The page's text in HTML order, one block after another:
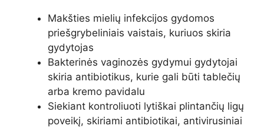
Makšties mielių infekcijos gydomos
priešgrybeliniais vaistais, kuriuos skiria
gydytojas
Bakterinės vaginozės gydymui gydytojai
skiria antibiotikus, kurie gali būti tablečių
arba kremo pavidalu
Siekiant kontroliuoti lytiškai plintančių ligų
poveikį, skiriami antibiotikai, antivirusiniai